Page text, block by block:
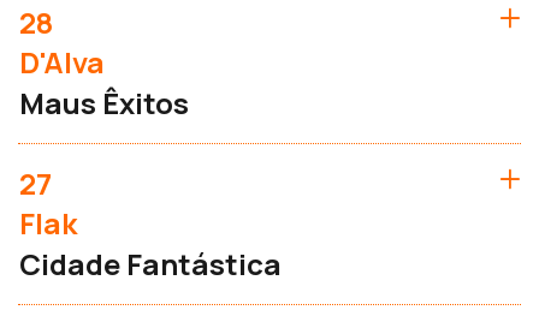
28
D'Alva
Maus Êxitos
27
Flak
Cidade Fantástica